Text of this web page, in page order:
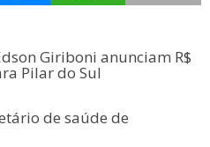
Giriboni anunciam R$
Pilar do Sul
de saúde de